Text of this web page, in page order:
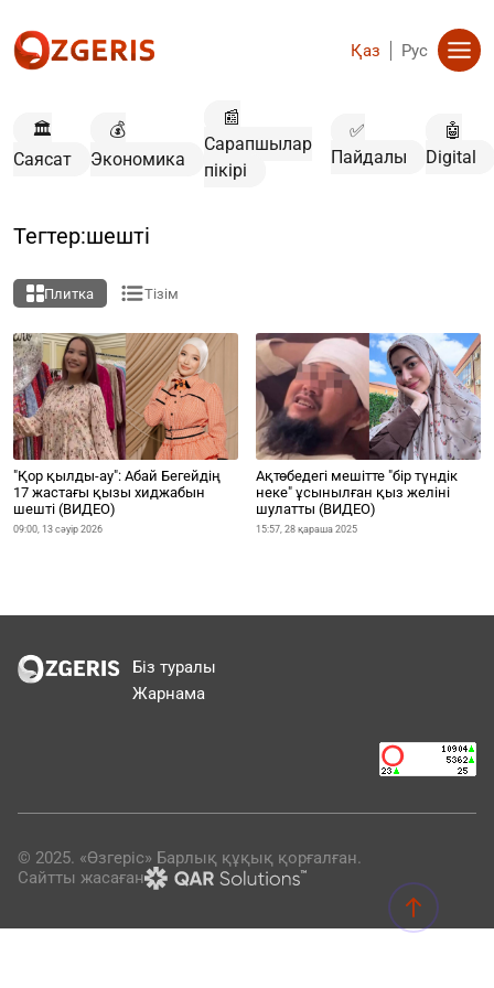
Қаз Рус
🏛️
Саясат
💰
Экономика
📰
Сарапшылар
пікірі
✅
Пайдалы
🤖
Digital
Тегтер:шешті
Плитка Тізім
"Қор қылды-ау": Абай Бегейдің
17 жастағы қызы хиджабын
шешті (ВИДЕО)
09:00, 13 сәуір 2026
Ақтөбедегі мешітте "бір түндік
неке" ұсынылған қыз желіні
шулатты (ВИДЕО)
15:57, 28 қараша 2025
Біз туралы
Жарнама
© 2025. «Өзгеріс» Барлық құқық қорғалған.
Сайтты жасаған